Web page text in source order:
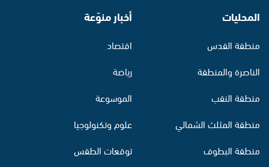
المحليات
منطقة القدس
الناصرة والمنطقة
منطقة النقب
منطقة المثلث الشمالي
منطقة البطوف
أخبار منوّعة
اقتصاد
رياضة
الموسوعة
علوم وتكنولوجيا
توقعات الطقس